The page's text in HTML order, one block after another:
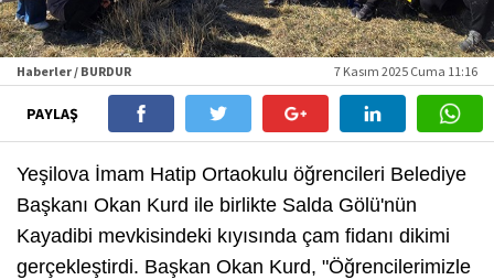
Haberler / BURDUR 7 Kasım 2025 Cuma 11:16
PAYLAŞ
Yeşilova İmam Hatip Ortaokulu öğrencileri Belediye
Başkanı Okan Kurd ile birlikte Salda Gölü'nün
Kayadibi mevkisindeki kıyısında çam fidanı dikimi
gerçekleştirdi. Başkan Okan Kurd, "Öğrencilerimizle